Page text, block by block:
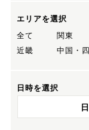
エリアを選択
全て
関東
近畿
中国・
日時を選択